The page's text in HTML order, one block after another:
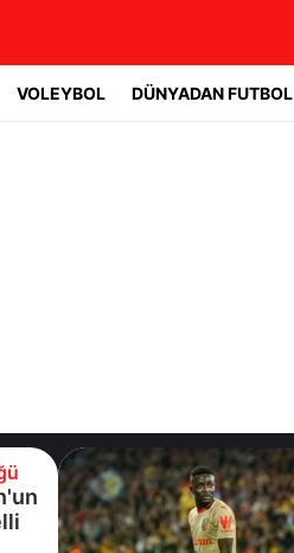
VOLEYBOL DÜNYADAN FUTBOL
Transfer Günlüğü
Galatasaray'a
sürpriz orta saha
1 gün önce